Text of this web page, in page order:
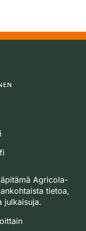
Agricola-
tietoa,
julkaisuja.